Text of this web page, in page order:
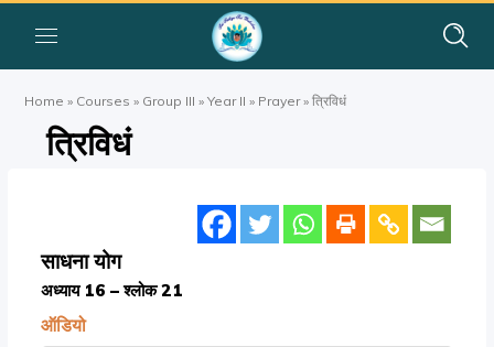
Home » Courses » Group III »Year II » Prayer»त्रिविधं
त्रिविधं
साधना योग
अध्याय 16 – श्लोक 21
ऑडियो